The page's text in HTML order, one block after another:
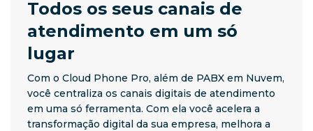
Todos os seus canais de
atendimento em um só
lugar
Com o Cloud Phone Pro, além de PABX em Nuvem,
você centraliza os canais digitais de atendimento
em uma só ferramenta. Com ela você acelera a
transformação digital da sua empresa, melhora a